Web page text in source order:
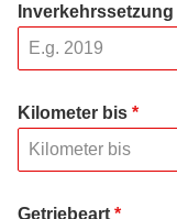
Inverkehrssetzung
Kilometer bis *
Getriebeart *